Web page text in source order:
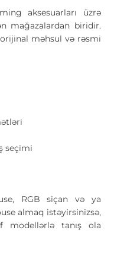
aksesuarları üzrə
mağazalardan biridir.
məhsul və rəsmi
seçimi
RGB siçan və ya
almaq istəyirsinizsə,
modellərlə tanış ola